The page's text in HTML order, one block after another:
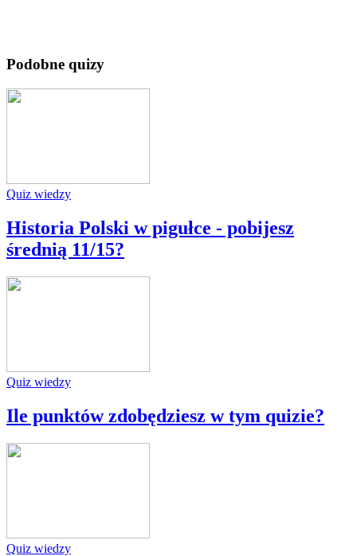
Podobne quizy
Quiz wiedzy
Historia Polski w pigułce - pobijesz
średnią 11/15?
Quiz wiedzy
Ile punktów zdobędziesz w tym quizie?
Quiz wiedzy